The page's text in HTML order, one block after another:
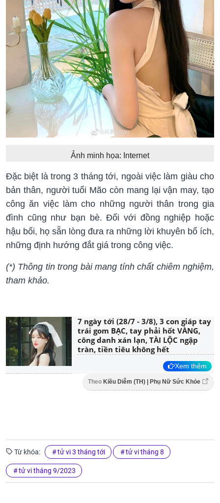
Ảnh minh họa: Internet
Đặc biệt là trong 3 tháng tới, ngoài việc làm giàu cho
bản thân, người tuổi Mão còn mang lại vận may, tạo
công ăn việc làm cho những người thân trong gia
đình cũng như bạn bè. Đối với đồng nghiệp hoặc
hậu bối, họ sẵn lòng đưa ra những lời khuyên bổ ích,
những định hướng đắt giá trong công việc.
(*) Thông tin trong bài mang tính chất chiêm nghiệm,
tham khảo.
7 ngày tới (28/7 - 3/8), 3 con giáp tay
trái gom BẠC, tay phải hốt VÀNG,
công danh xán lạn, TÀI LỘC ngập
tràn, tiền tiêu không hết
Xem thêm
Theo Kiều Diễm (TH) | Phụ Nữ Sức Khỏe
Từ khóa: tử vi 3 tháng tới tử vi tháng 8
tử vi tháng 9/2023